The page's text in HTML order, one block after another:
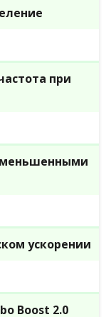
при
ускорении
Boost 2.0